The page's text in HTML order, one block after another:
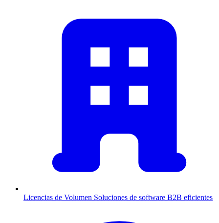
Licencias de Volumen Soluciones de software B2B eficientes